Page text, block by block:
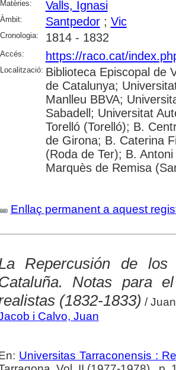
Matèries:
Valls, Ignasi
Àmbit: Santpedor; Vic
Cronologia: 1814 - 1832
Accés: https://raco.cat/
Localització: Biblioteca Episcopal de
de Catalunya;
Manlleu BBVA;
Sabadell; Universitat
Torelló (Torelló); B.
de Girona; B. Caterina
(Roda de Ter); B.
Marquès de Remisa
Enllaç permanent a aquest
Repercusión de
Notas para
(1832-1833) /
i Calvo, Juan
Universitas Tarraconensis :